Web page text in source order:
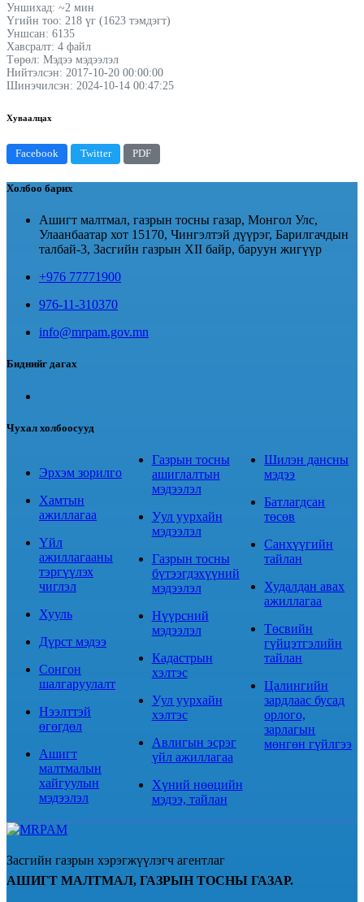
Уншихад: ~2 мин
Үгийн тоо: 218 үг (1623 тэмдэгт)
Уншсан: 6135
Хавсралт: 4 файл
Төрөл: Мэдээ мэдээлэл
Нийтэлсэн: 2017-10-20 00:00:00
Шинэчилсэн: 2024-10-14 00:47:25
Хуваалцах
Facebook Twitter PDF
Холбоо барих
Ашигт малтмал, газрын тосны газар, Монгол Улс,
Улаанбаатар хот 15170, Чингэлтэй дүүрэг, Барилгачдын
талбай-3, Засгийн газрын XII байр, баруун жигүүр
+976 77771900
976-11-310370
info@mrpam.gov.mn
Биднийг дагах
Чухал холбоосууд
Эрхэм зорилго
Хамтын
ажиллагаа
Үйл
ажиллагааны
тэргүүлэх
чиглэл
Хууль
Дүрст мэдээ
Сонгон
шалгаруулалт
Нээлттэй
өгөгдөл
Ашигт
малтмалын
хайгуулын
мэдээлэл
Газрын тосны
ашиглалтын
мэдээлэл
Уул уурхайн
мэдээлэл
Газрын тосны
бүтээгдэхүүний
мэдээлэл
Нүүрсний
мэдээлэл
Кадастрын
хэлтэс
Уул уурхайн
хэлтэс
Авлигын эсрэг
үйл ажиллагаа
Хүний нөөцийн
мэдээ, тайлан
Шилэн дансны
мэдээ
Батлагдсан
төсөв
Санхүүгийн
тайлан
Худалдан авах
ажиллагаа
Төсвийн
гүйцэтгэлийн
тайлан
Цалингийн
зардлаас бусад
орлого,
зарлагын
мөнгөн гүйлгээ
Засгийн газрын хэрэгжүүлэгч агентлаг
АШИГТ МАЛТМАЛ, ГАЗРЫН ТОСНЫ ГАЗАР.